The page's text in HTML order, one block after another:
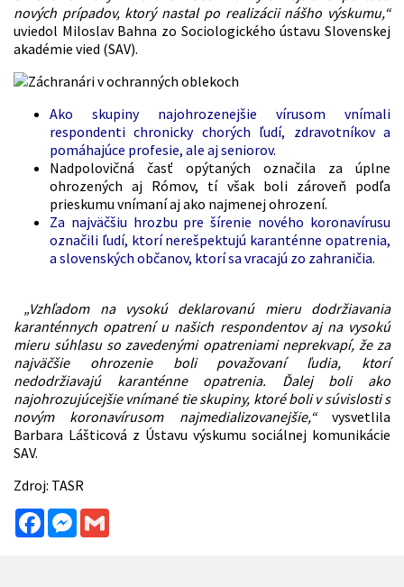
nových prípadov, ktorý nastal po realizácii nášho výskumu,“
uviedol Miloslav Bahna zo Sociologického ústavu Slovenskej
akadémie vied (SAV).
Ako skupiny najohrozenejšie vírusom vnímali
respondenti chronicky chorých ľudí, zdravotníkov a
pomáhajúce profesie, ale aj seniorov.
Nadpolovičná časť opýtaných označila za úplne
ohrozených aj Rómov, tí však boli zároveň podľa
prieskumu vnímaní aj ako najmenej ohrození.
Za najväčšiu hrozbu pre šírenie nového koronavírusu
označili ľudí, ktorí nerešpektujú karanténne opatrenia,
a slovenských občanov, ktorí sa vracajú zo zahraničia.
„Vzhľadom na vysokú deklarovanú mieru dodržiavania
karanténnych opatrení u našich respondentov aj na vysokú
mieru súhlasu so zavedenými opatreniami neprekvapí, že za
najväčšie ohrozenie boli považovaní ľudia, ktorí
nedodržiavajú karanténne opatrenia. Ďalej boli ako
najohrozujúcejšie vnímané tie skupiny, ktoré boli v súvislosti s
novým koronavírusom najmedializovanejšie,“vysvetlila
Barbara Lášticová z Ústavu výskumu sociálnej komunikácie
SAV.
Zdroj: TASR
FacebookMessenger